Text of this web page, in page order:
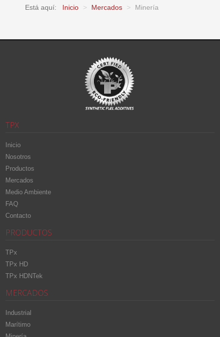
Está aquí: Inicio > Mercados > Minería
TPX
Inicio
Nosotros
Productos
Mercados
Medio Ambiente
FAQ
Contacto
PRODUCTOS
TPx
TPx HD
TPx HDNTek
MERCADOS
Industrial
Marítimo